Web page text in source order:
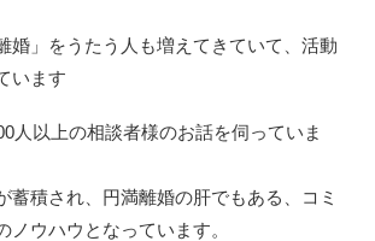
婚」をうたう人も増えてきていて、活動
います
人以上の相談者様のお話を伺っていま
蓄積され、円満離婚の肝でもある、コミ
ノウハウとなっています。